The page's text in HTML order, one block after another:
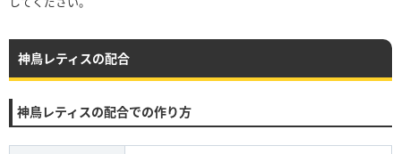
神鳥レティスの配合
神鳥レティスの配合での作り方